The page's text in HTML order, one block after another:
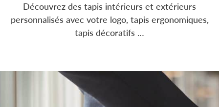
Découvrez des tapis intérieurs et extérieurs
personnalisés avec votre logo, tapis ergonomiques,
tapis décoratifs …